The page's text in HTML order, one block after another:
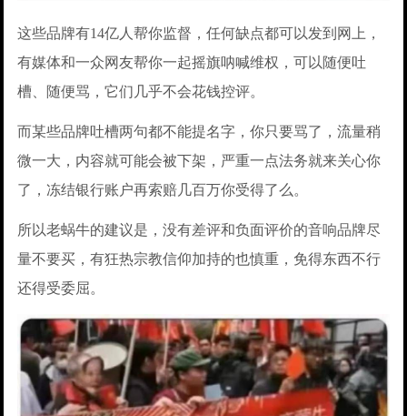
这些品牌有14亿人帮你监督，任何缺点都可以发到网上，
有媒体和一众网友帮你一起摇旗呐喊维权，可以随便吐
槽、随便骂，它们几乎不会花钱控评。
而某些品牌吐槽两句都不能提名字，你只要骂了，流量稍
微一大，内容就可能会被下架，严重一点法务就来关心你
了，冻结银行账户再索赔几百万你受得了么。
所以老蜗牛的建议是，没有差评和负面评价的音响品牌尽
量不要买，有狂热宗教信仰加持的也慎重，免得东西不行
还得受委屈。